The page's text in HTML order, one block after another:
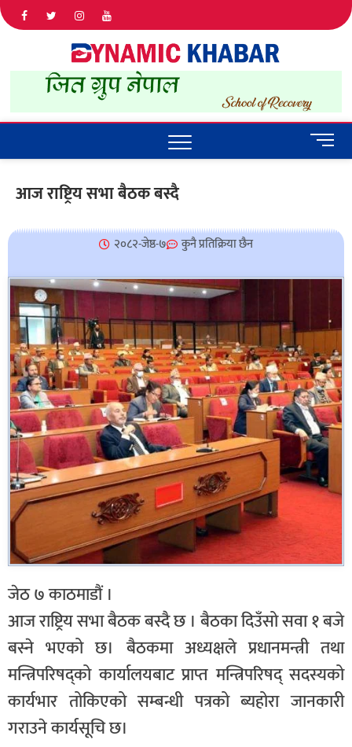
IN NEPAL
M
e
u
o
आज राष्ट्रिय सभा बैठक बस्दै
२०८२-जेष्ठ-७ कुनै प्रतिक्रिया छैन
जेठ ७ काठमाडौं ।
आज राष्ट्रिय सभा बैठक बस्दै छ । बैठका दिउँसो सवा १ बजे
बस्ने भएको छ। बैठकमा अध्यक्षले प्रधानमन्त्री तथा
मन्त्रिपरिषद्को कार्यालयबाट प्राप्त मन्त्रिपरिषद् सदस्यको
कार्यभार तोकिएको सम्बन्धी पत्रको ब्यहोरा जानकारी
गराउने कार्यसूचि छ।